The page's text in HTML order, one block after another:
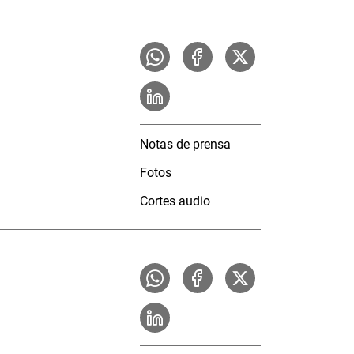
Notas de prensa
Fotos
Cortes audio